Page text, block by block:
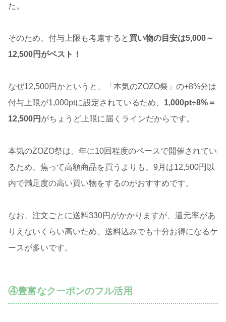
た。
そのため、付与上限も考慮すると 買い物の目安は5,000～
12,500円がベスト！
なぜ12,500円かというと、「本気のZOZO祭」の+8%分は
付与上限が1,000ptに設定されているため、 1,000pt÷8%＝
12,500円 がちょうど上限に届くラインだからです。
本気のZOZO祭は、年に10回程度のペースで開催されてい
るため、焦って高額商品を買うよりも、9月は12,500円以
内で満足度の高い買い物をするのがおすすめです。
なお、注文ごとに送料330円がかかりますが、還元率があ
りえないくらい高いため、送料込みでも十分お得になるケ
ースが多いです。
④豊富なクーポンのフル活用